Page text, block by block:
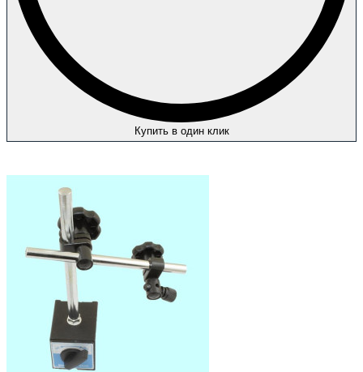
Купить в один клик